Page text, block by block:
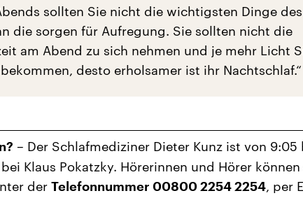
sollten Sie nicht die wichtigsten Dinge
die sorgen für Aufregung. Sie sollten nicht die
am Abend zu sich nehmen und je mehr Licht
desto erholsamer ist ihr Nachtschlaf.“
– Der Schlafmediziner Dieter Kunz ist von 9:05
Klaus Pokatzky. Hörerinnen und Hörer
der Telefonnummer 00800 2254 2254, per